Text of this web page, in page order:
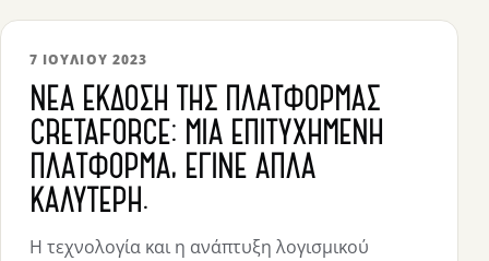
7 ΙΟΥΛΊΟΥ 2023
ΝΈΑ ΈΚΔΟΣΗ ΤΗΣ ΠΛΑΤΦΌΡΜΑΣ
CRETAFORCE: ΜΙΑ ΕΠΙΤΥΧΗΜΈΝΗ
ΠΛΑΤΦΌΡΜΑ, ΈΓΙΝΕ ΑΠΛΆ
ΚΑΛΎΤΕΡΗ.
Η τεχνολογία και η ανάπτυξη λογισμικού